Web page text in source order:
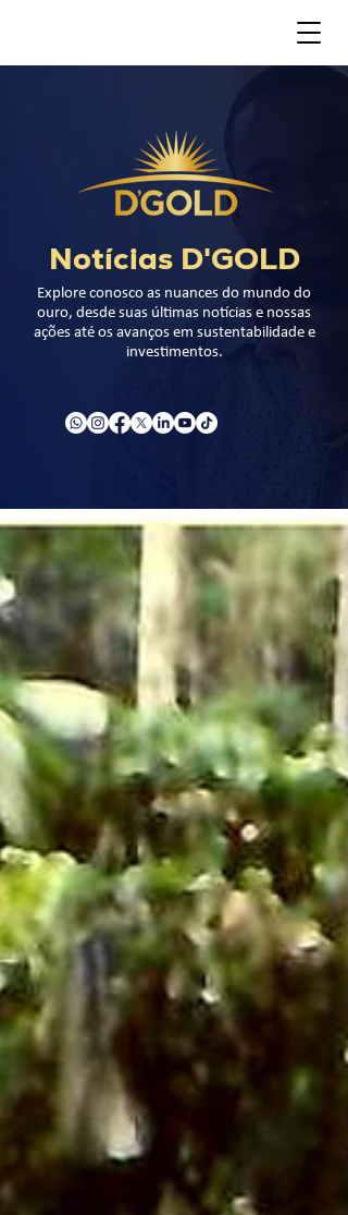
Notícias D'GOLD
Explore conosco as nuances do mundo do
ouro, desde suas últimas notícias e nossas
ações até os avanços em sustentabilidade e
investimentos.